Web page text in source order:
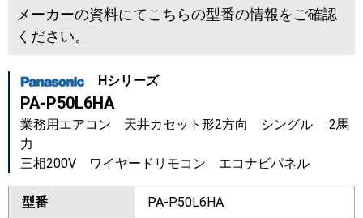
メーカーの資料にてこちらの型番の情報をご確認
ください。
Hシリーズ
PA-P50L6HA
業務用エアコン 天井カセット形2方向 シングル 2馬
力
三相200V ワイヤードリモコン エコナビパネル
型番 PA-P50L6HA